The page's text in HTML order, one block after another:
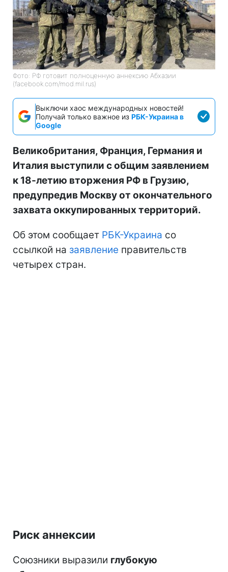
Фото: РФ готовит полноценную аннексию Абхазии
(facebook.com/mod.mil.rus)
Выключи хаос международных новостей!
Получай только важное из РБК-Украина в
Google
Великобритания, Франция, Германия и
Италия выступили с общим заявлением
к 18-летию вторжения РФ в Грузию,
предупредив Москву от окончательного
захвата оккупированных территорий.
Об этом сообщает РБК-Украина со
ссылкой на заявление правительств
четырех стран.
Риск аннексии
Союзники выразили глубокую